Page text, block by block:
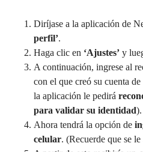
Diríjase a la aplicación de
perfil’.
Haga clic en ‘Ajustes’ y
A continuación, ingrese al
con el que creó su cuenta
la aplicación le pedirá
para validar su identidad).
Ahora tendrá la opción de
celular. (Recuerde que se